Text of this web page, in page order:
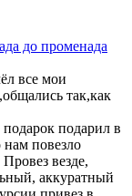
до променада
все мои
так,как
подарил в
повезло
везде,
аккуратный